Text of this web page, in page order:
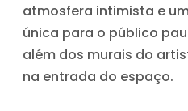
atmosfera intimista e
única para o público
além dos murais do
na entrada do espaço.